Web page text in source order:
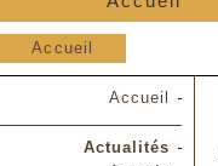
Accueil
Accueil
Actualités